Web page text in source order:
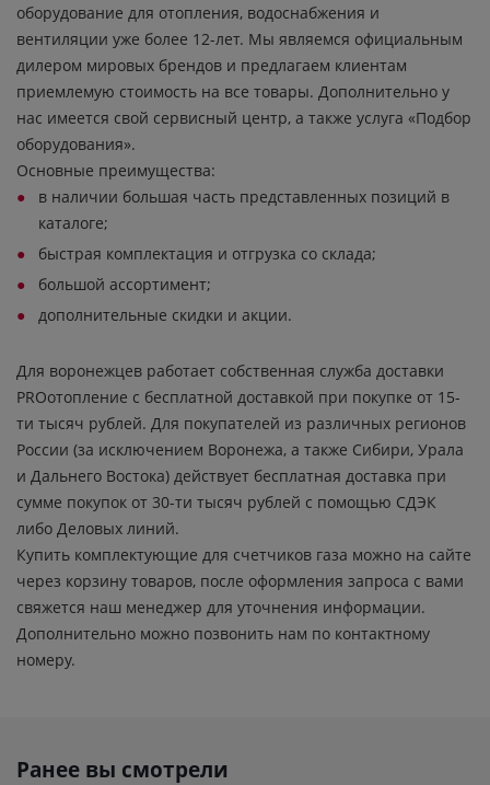
оборудование для отопления, водоснабжения и
вентиляции уже более 12-лет. Мы являемся официальным
дилером мировых брендов и предлагаем клиентам
приемлемую стоимость на все товары. Дополнительно у
нас имеется свой сервисный центр, а также услуга «Подбор
оборудования».
Основные преимущества:
в наличии большая часть представленных позиций в
каталоге;
быстрая комплектация и отгрузка со склада;
большой ассортимент;
дополнительные скидки и акции.
Для воронежцев работает собственная служба доставки
PROотопление с бесплатной доставкой при покупке от 15-
ти тысяч рублей. Для покупателей из различных регионов
России (за исключением Воронежа, а также Сибири, Урала
и Дальнего Востока) действует бесплатная доставка при
сумме покупок от 30-ти тысяч рублей с помощью СДЭК
либо Деловых линий.
Купить комплектующие для счетчиков газа можно на сайте
через корзину товаров, после оформления запроса с вами
свяжется наш менеджер для уточнения информации.
Дополнительно можно позвонить нам по контактному
номеру.
Ранее вы смотрели